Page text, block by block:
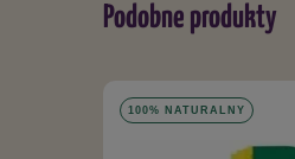
Podobne produkty
100% NATURALNY